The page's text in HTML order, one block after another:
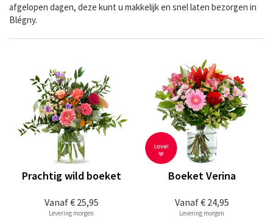
afgelopen dagen, deze kunt u makkelijk en snel laten bezorgen in
Blégny.
Vanaf€ 25,95
Prachtig wild boeket
Levering morgen
Vanaf€ 24,95
Boeket Verina
Levering morgen